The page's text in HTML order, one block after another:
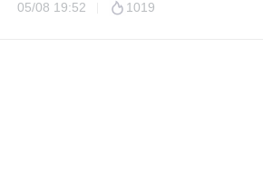
05/08 19:52 1019